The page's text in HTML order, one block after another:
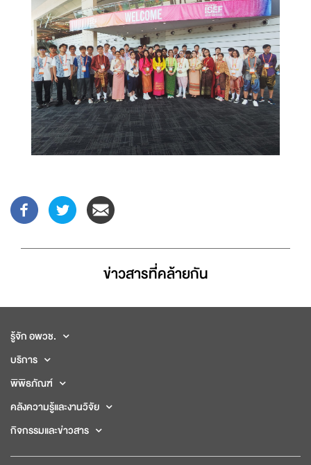
ข่าวสารที่่คล้ายกัน
รู้จัก อพวช.
บริการ
พิพิธภัณฑ์
คลังความรู้และงานวิจัย
กิจกรรมและข่าวสาร